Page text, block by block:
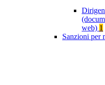
web) 1
Sanzioni per